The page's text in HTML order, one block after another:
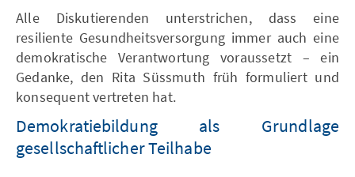
Alle Diskutierenden unterstrichen, dass eine
resiliente Gesundheitsversorgung immer auch eine
demokratische Verantwortung voraussetzt – ein
Gedanke, den Rita Süssmuth früh formuliert und
konsequent vertreten hat.
Demokratiebildung als Grundlage
gesellschaftlicher Teilhabe